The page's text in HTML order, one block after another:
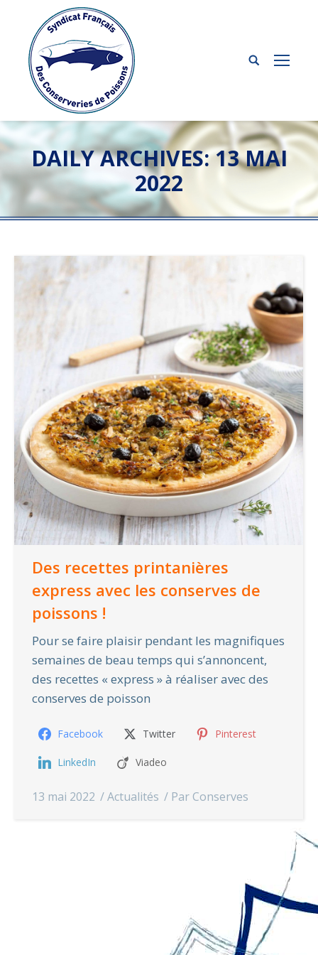
DAILY ARCHIVES:13 MAI
2022
Des recettes printanières
express avec les conserves de
poissons !
Pour se faire plaisir pendant les magnifiques
semaines de beau temps qui s’annoncent,
des recettes « express » à réaliser avec des
conserves de poisson
Facebook Twitter Pinterest
LinkedIn Viadeo
13 mai 2022 Actualités Par Conserves